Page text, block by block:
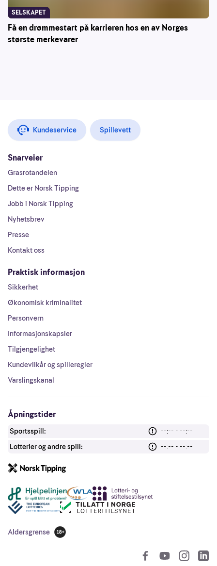
Få en drømmestart på karrieren hos en av Norges
største merkevarer
SELSKAPET
Kundeservice Spillevett
Snarveier
Grasrotandelen
Dette er Norsk Tipping
Jobb i Norsk Tipping
Nyhetsbrev
Presse
Kontakt oss
Praktisk informasjon
Sikkerhet
Økonomisk kriminalitet
Personvern
Informasjonskapsler
Tilgjengelighet
Kundevilkår og spilleregler
Varslingskanal
Åpningstider
Sportsspill:
--:-- - --:--
Lotterier og andre spill:
--:-- - --:--
Andre lenker
Aldersgrense
18 år